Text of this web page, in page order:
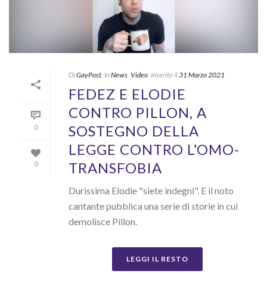
0
0
DiGayPost InNews, Video Inserito il31 Marzo 2021
FEDEZ E ELODIE
CONTRO PILLON, A
SOSTEGNO DELLA
LEGGE CONTRO L’OMO-
TRANSFOBIA
Durissima Elodie "siete indegni". E il noto
cantante pubblica una serie di storie in cui
demolisce Pillon.
LEGGI IL RESTO